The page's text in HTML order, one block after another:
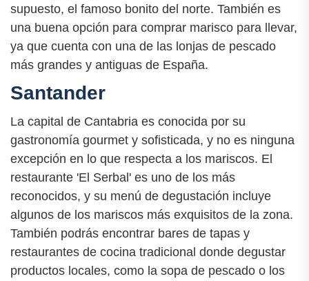
supuesto, el famoso bonito del norte. También es
una buena opción para comprar marisco para llevar,
ya que cuenta con una de las lonjas de pescado
más grandes y antiguas de España.
Santander
La capital de Cantabria es conocida por su
gastronomía gourmet y sofisticada, y no es ninguna
excepción en lo que respecta a los mariscos. El
restaurante 'El Serbal' es uno de los más
reconocidos, y su menú de degustación incluye
algunos de los mariscos más exquisitos de la zona.
También podrás encontrar bares de tapas y
restaurantes de cocina tradicional donde degustar
productos locales, como la sopa de pescado o los